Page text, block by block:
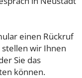
einen Rückruf
wir Ihnen
Sie das
können.